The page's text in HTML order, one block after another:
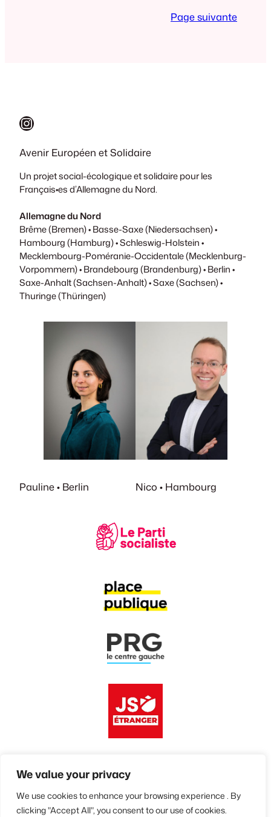
We value your privacy
We use cookies to enhance your browsing experience . By
clicking "Accept All", you consent to our use of cookies.
Page suivante
Instagram
Avenir Européen et Solidaire
Un projet social-écologique et solidaire pour les
Français•es d’Allemagne du Nord.
Allemagne du Nord
Brême (Bremen) • Basse-Saxe (Niedersachsen) •
Hambourg (Hamburg) • Schleswig-Holstein •
Mecklembourg-Poméranie-Occidentale (Mecklenburg-
Vorpommern) • Brandebourg (Brandenburg) • Berlin •
Saxe-Anhalt (Sachsen-Anhalt) • Saxe (Sachsen) •
Thuringe (Thüringen)
Pauline • Berlin Nico • Hambourg
© 2026 • Avenir Européen et Solidaire